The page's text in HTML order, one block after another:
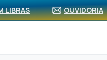
LIBRAS OUVIDORIA
DE REDE